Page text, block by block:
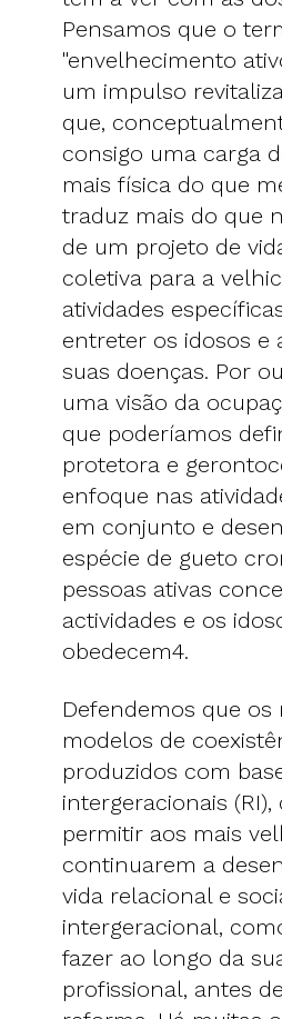
Pensamos que o
"envelhecimento
um impulso
que,
consigo uma carga
mais física do que
traduz mais do que
de um projeto de
coletiva para a
atividades
entreter os idosos e
suas doenças. Por
uma visão da
que poderíamos
protetora e
enfoque nas
em conjunto e
espécie de gueto
pessoas ativas
actividades e os
obedecem4.
Defendemos que os
modelos de
produzidos com
intergeracionais
permitir aos mais
continuarem a
vida relacional e
intergeracional,
fazer ao longo da
profissional, antes